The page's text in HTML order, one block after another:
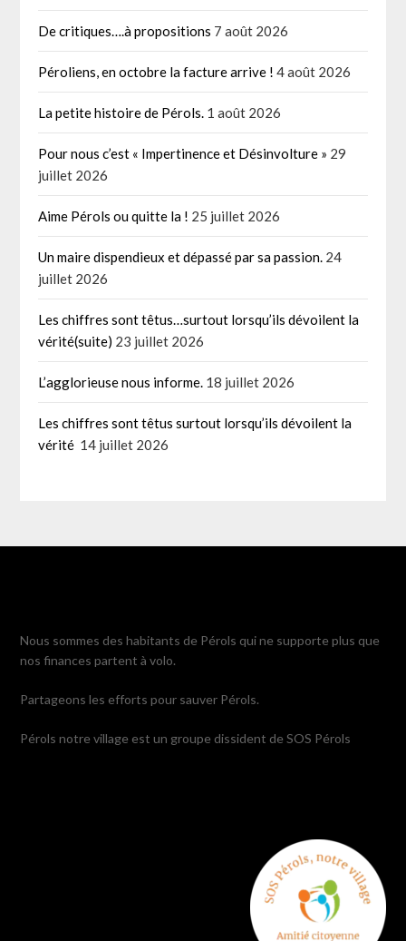
De critiques….à propositions 7 août 2026
Péroliens, en octobre la facture arrive ! 4 août 2026
La petite histoire de Pérols. 1 août 2026
Pour nous c’est « Impertinence et Désinvolture » 29
juillet 2026
Aime Pérols ou quitte la ! 25 juillet 2026
Un maire dispendieux et dépassé par sa passion. 24
juillet 2026
Les chiffres sont têtus…surtout lorsqu’ils dévoilent la
vérité(suite) 23 juillet 2026
L’agglorieuse nous informe. 18 juillet 2026
Les chiffres sont têtus surtout lorsqu’ils dévoilent la
vérité 14 juillet 2026
Nous sommes des habitants de Pérols qui ne supporte plus que
nos finances partent à volo.
Partageons les efforts pour sauver Pérols.
Pérols notre village est un groupe dissident de SOS Pérols